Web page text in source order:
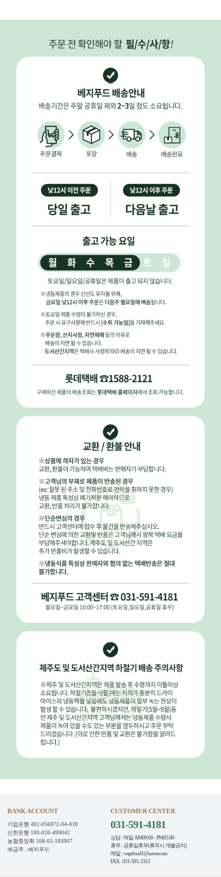
BANK ACCOUNT
기업은행 492-056972-04-018
신한은행 100-020-499042
농협중앙회 108-01-183907
예금주 : 베지푸드
CUSTOMER CENTER
031-591-4181
상담 : 매일 AM09:00 - PM05:00
휴무 : 공휴일휴무(휴무시 개별공지)
메일 : vegefood1@naver.com
FAX : 031-591-3313